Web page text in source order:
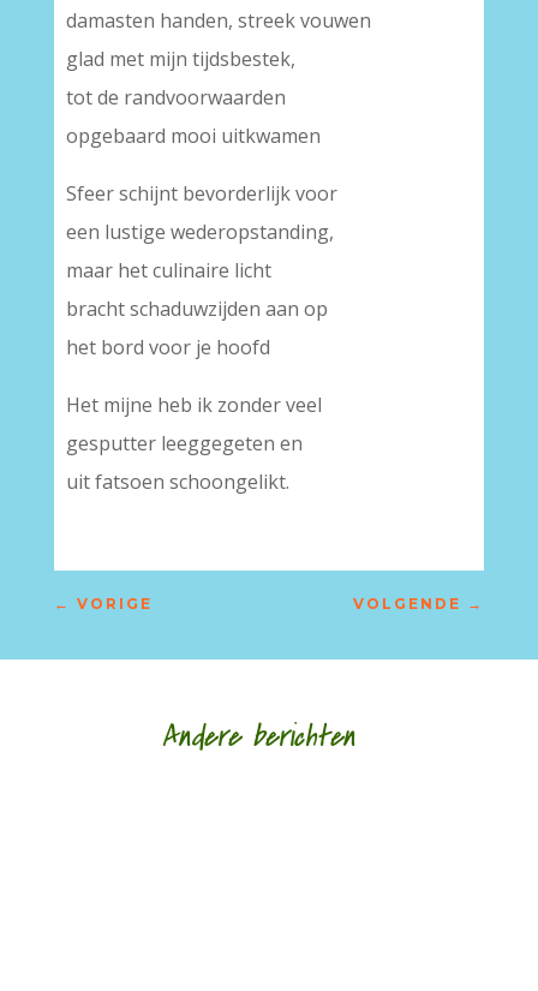
damasten handen, streek vouwen
glad met mijn tijdsbestek,
tot de randvoorwaarden
opgebaard mooi uitkwamen
Sfeer schijnt bevorderlijk voor
een lustige wederopstanding,
maar het culinaire licht
bracht schaduwzijden aan op
het bord voor je hoofd
Het mijne heb ik zonder veel
gesputter leeggegeten en
uit fatsoen schoongelikt.
← VORIGE VOLGENDE →
Andere berichten